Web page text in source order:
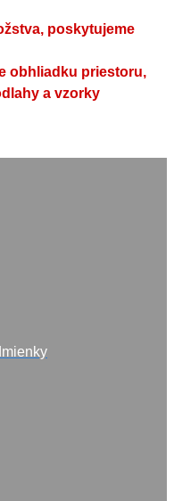
poskytujeme
obhliadku priestoru,
a vzorky